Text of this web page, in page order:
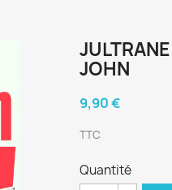
JOHN
9,90 €
TTC
Quantité